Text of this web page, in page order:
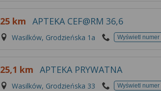
25 km APTEKA CEF@RM 36,6
Wasilków, Grodzieńska 1a Wyświetl numer
25,1 km APTEKA PRYWATNA
Wasilków, Grodzieńska 33 Wyświetl numer